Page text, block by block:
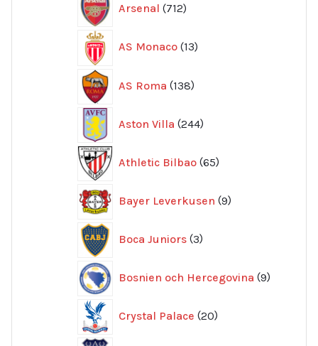
Arsenal 712
produkter
AS Monaco 13
produkter
AS Roma 138
produkter
Aston Villa 244
produkter
Athletic Bilbao 65
produkter
Bayer Leverkusen 9
produkter
Boca Juniors 3
produkter
Bosnien och Hercegovina 9
produkter
Crystal Palace 20
produkter